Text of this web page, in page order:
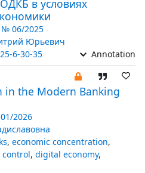
в условиях
06/2025
Юрьевич
6-30-35 Annotation
in the Modern Banking
2026
, economic concentration,
control, digital economy,